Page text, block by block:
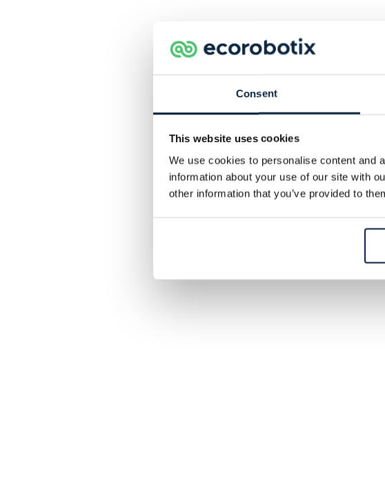
Consent
This website uses cookies
We use cookies to personalise content and
information about your use of our site with
other information that you’ve provided to